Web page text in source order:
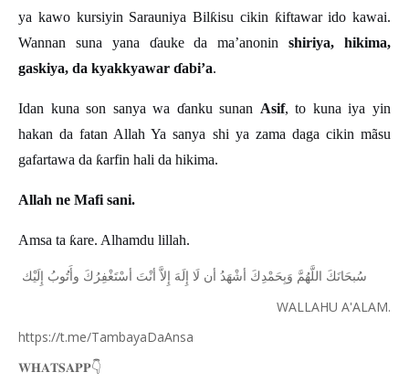
ya kawo kursiyin Sarauniya Bilƙisu cikin ƙiftawar ido kawai.
Wannan suna yana ɗauke da ma’anonin
shiriya, hikima,
gaskiya, da kyakkyawar ɗabi’a.
Idan kuna son sanya wa ɗanku sunan Asif, to kuna iya yin
hakan da fatan Allah Ya sanya shi ya zama daga cikin mãsu
gafartawa da ƙarfin hali da hikima.
Allah ne Mafi sani.
Amsa ta ƙare. Alhamdu lillah.
ﺳُﺒﺤَﺎﻧَﻚَ ﺍﻟﻠَّﻬُﻢَّ ﻭَﺑِﺤَﻤْﺪِﻙَ ﺃﺷْﻬَﺪُ ﺃﻥ ﻟَﺎ ﺇِﻟَﻪَ ﺇِﻻَّ ﺃﻧْﺖَ ﺃﺳْﺘَﻐْﻔِﺮُﻙَ ﻭﺃَﺗُﻮﺏُ ﺇِﻟَﻴْﻚ
WALLAHU A'ALAM.
https://t.me/TambayaDaAnsa
𝐖𝐇𝐀𝐓𝐒𝐀𝐏𝐏👇